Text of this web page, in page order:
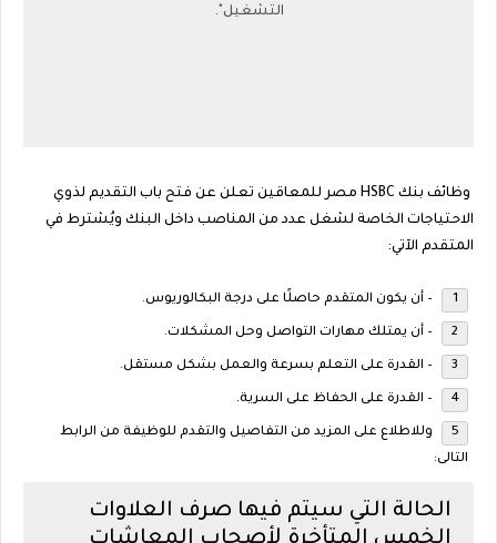
التشغيل".
وظائف بنك HSBC مصر للمعاقين تعلن عن فتح باب التقديم لذوي
الاحتياجات الخاصة لشغل عدد من المناصب داخل البنك ويُشترط في
المتقدم الآتي:
– أن يكون المتقدم حاصلًا على درجة البكالوريوس.
– أن يمتلك مهارات التواصل وحل المشكلات.
– القدرة على التعلم بسرعة والعمل بشكل مستقل.
– القدرة على الحفاظ على السرية.
وللاطلاع على المزيد من التفاصيل والتقدم للوظيفة من الرابط
التالى:
الحالة التي سيتم فيها صرف العلاوات